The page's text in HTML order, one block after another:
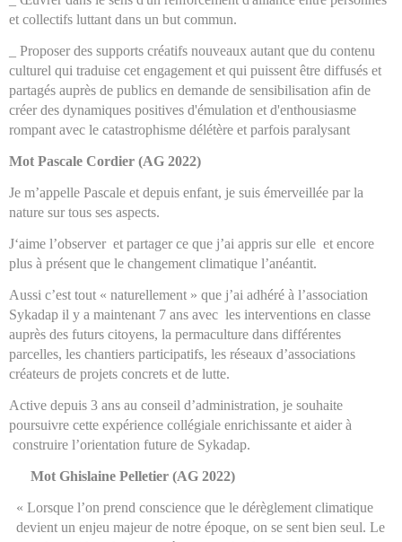
et collectifs luttant dans un but commun.
_ Proposer des supports créatifs nouveaux autant que du contenu
culturel qui traduise cet engagement et qui puissent être diffusés et
partagés auprès de publics en demande de sensibilisation afin de
créer des dynamiques positives d'émulation et d'enthousiasme
rompant avec le catastrophisme délétère et parfois paralysant
Mot Pascale Cordier (AG 2022)
Je m’appelle Pascale et depuis enfant, je suis émerveillée par la
nature sur tous ses aspects.
J‘aime l’observer et partager ce que j’ai appris sur elle et encore
plus à présent que le changement climatique l’anéantit.
Aussi c’est tout « naturellement » que j’ai adhéré à l’association
Sykadap il y a maintenant 7 ans avec les interventions en classe
auprès des futurs citoyens, la permaculture dans différentes
parcelles, les chantiers participatifs, les réseaux d’associations
créateurs de projets concrets et de lutte.
Active depuis 3 ans au conseil d’administration, je souhaite
poursuivre cette expérience collégiale enrichissante et aider à
construire l’orientation future de Sykadap.
Mot Ghislaine Pelletier (AG 2022)
« Lorsque l’on prend conscience que le dérèglement climatique
devient un enjeu majeur de notre époque, on se sent bien seul. Le